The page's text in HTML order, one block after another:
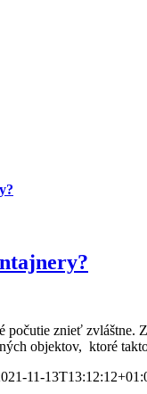
znieť zvláštne.
objektov, ktoré
11-